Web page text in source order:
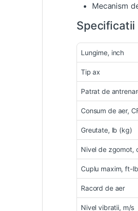
Mecanism
Specificatii
Lungime, inch
Tip ax
Patrat de
Consum de aer,
Greutate, lb (kg)
Nivel de zgomot,
Cuplu maxim, ft-
Racord de aer
Nivel vibratii, m/s